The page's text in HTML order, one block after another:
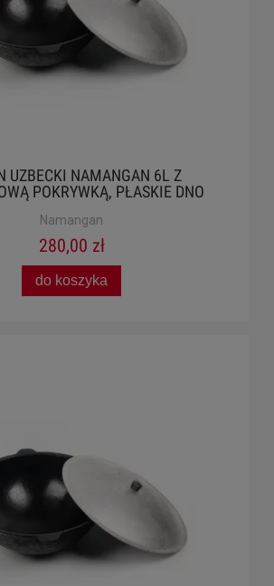
UZBECKI NAMANGAN 6L Z
POKRYWKĄ, PŁASKIE DNO
Namangan
280,00 zł
do koszyka